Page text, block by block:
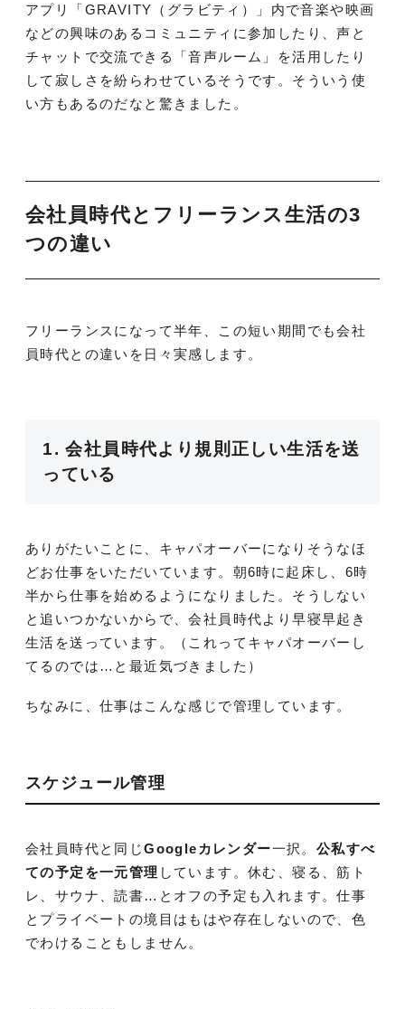
アプリ「GRAVITY（グラビティ）」内で音楽や映画
などの興味のあるコミュニティに参加したり、声と
チャットで交流できる「音声ルーム」を活用したり
して寂しさを紛らわせているそうです。そういう使
い方もあるのだなと驚きました。
会社員時代とフリーランス生活の3
つの違い
フリーランスになって半年、この短い期間でも会社
員時代との違いを日々実感します。
1. 会社員時代より規則正しい生活を送
っている
ありがたいことに、キャパオーバーになりそうなほ
どお仕事をいただいています。朝6時に起床し、6時
半から仕事を始めるようになりました。そうしない
と追いつかないからで、会社員時代より早寝早起き
生活を送っています。（これってキャパオーバーし
てるのでは…と最近気づきました）
ちなみに、仕事はこんな感じで管理しています。
スケジュール管理
会社員時代と同じGoogleカレンダー一択。 公私すべ
ての予定を一元管理 しています。休む、寝る、筋ト
レ、サウナ、読書…とオフの予定も入れます。仕事
とプライベートの境目はもはや存在しないので、色
でわけることもしません。